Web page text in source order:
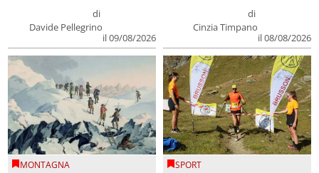
di
Davide Pellegrino
il 09/08/2026
di
Cinzia Timpano
il 08/08/2026
MONTAGNA SPORT